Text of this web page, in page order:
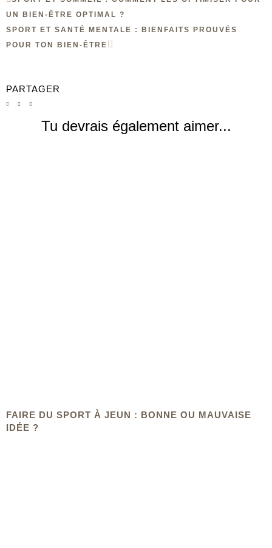
UN BIEN-ÊTRE OPTIMAL ?
SPORT ET SANTÉ MENTALE : BIENFAITS PROUVÉS
POUR TON BIEN-ÊTRE
PARTAGER
Tu devrais également aimer...
FAIRE DU SPORT À JEUN : BONNE OU MAUVAISE
IDÉE ?